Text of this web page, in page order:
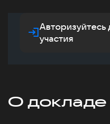
Авторизуйтесь
участия
О докладе